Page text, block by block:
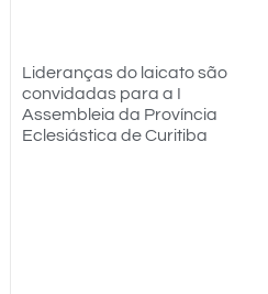
Lideranças do laicato são
convidadas para a I
Assembleia da Província
Eclesiástica de Curitiba